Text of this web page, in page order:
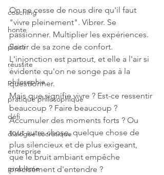
coaching
honte
plaisir
réussite
philosophie
pratique philosophique
défi
dialogue socratique
entreprise
problème
On ne cesse de nous dire qu'il faut
"vivre pleinement". Vibrer. Se
passionner. Multiplier les expériences.
Sortir de sa zone de confort.
L'injonction est partout, et elle a l'air si
évidente qu'on ne songe pas à la
questionner.
Mais que signifie vivre ? Est-ce ressentir
beaucoup ? Faire beaucoup ?
Accumuler des moments forts ? Ou
tout autre chose, quelque chose de
plus silencieux et de plus exigeant,
que le bruit ambiant empêche
précisément d'entendre ?